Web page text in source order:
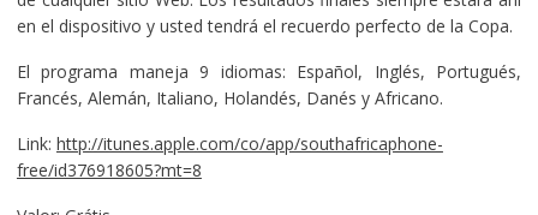
en el dispositivo y usted tendrá el recuerdo perfecto de la Copa.
El programa maneja 9 idiomas: Español, Inglés, Portugués,
Francés, Alemán, Italiano, Holandés, Danés y Africano.
Link: http://itunes.apple.com/co/app/southafricaphone-
free/id376918605?mt=8